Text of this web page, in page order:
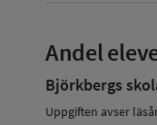
Andel
Björkbergs
Uppgiften avser